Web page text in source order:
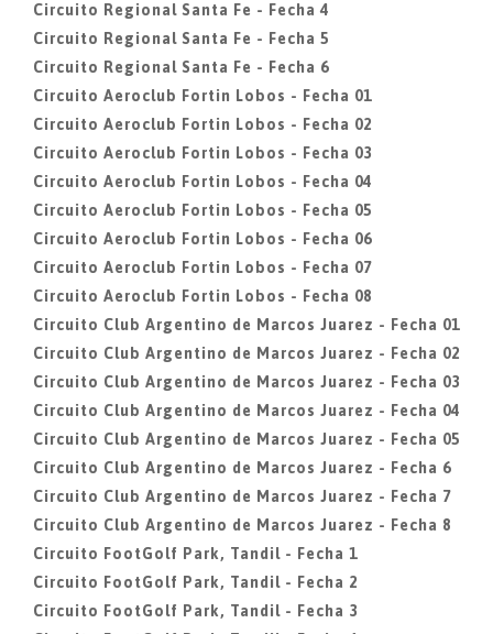
Circuito Regional Santa Fe - Fecha 4
Circuito Regional Santa Fe - Fecha 5
Circuito Regional Santa Fe - Fecha 6
Circuito Aeroclub Fortin Lobos - Fecha 01
Circuito Aeroclub Fortin Lobos - Fecha 02
Circuito Aeroclub Fortin Lobos - Fecha 03
Circuito Aeroclub Fortin Lobos - Fecha 04
Circuito Aeroclub Fortin Lobos - Fecha 05
Circuito Aeroclub Fortin Lobos - Fecha 06
Circuito Aeroclub Fortin Lobos - Fecha 07
Circuito Aeroclub Fortin Lobos - Fecha 08
Circuito Club Argentino de Marcos Juarez - Fecha 01
Circuito Club Argentino de Marcos Juarez - Fecha 02
Circuito Club Argentino de Marcos Juarez - Fecha 03
Circuito Club Argentino de Marcos Juarez - Fecha 04
Circuito Club Argentino de Marcos Juarez - Fecha 05
Circuito Club Argentino de Marcos Juarez - Fecha 6
Circuito Club Argentino de Marcos Juarez - Fecha 7
Circuito Club Argentino de Marcos Juarez - Fecha 8
Circuito FootGolf Park, Tandil - Fecha 1
Circuito FootGolf Park, Tandil - Fecha 2
Circuito FootGolf Park, Tandil - Fecha 3